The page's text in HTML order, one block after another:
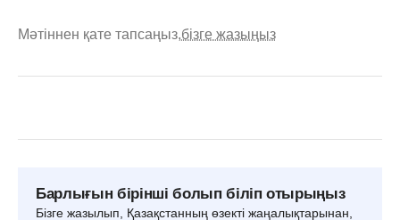
Мәтіннен қате тапсаңыз,бізге жазыңыз
Барлығын бірінші болып біліп отырыңыз
Бізге жазылып, Қазақстанның өзекті жаңалықтарынан,